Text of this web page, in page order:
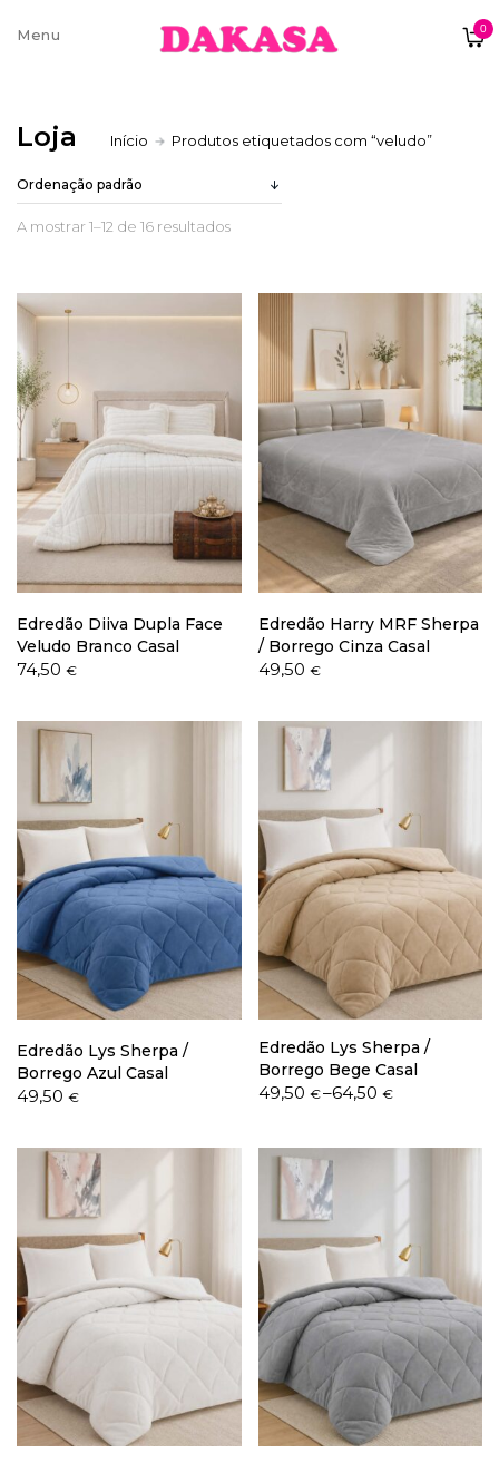
0
Sobre nós
Trocas e Devoluções
Termos e condições
Loja Início Produtos etiquetados com “veludo”
A mostrar 1–12 de 16 resultados
Edredão Diiva Dupla Face
Veludo Branco Casal
74,50 €
Edredão Harry MRF Sherpa
/ Borrego Cinza Casal
49,50 €
Edredão Lys Sherpa /
Borrego Azul Casal
49,50 €
Edredão Lys Sherpa /
Borrego Bege Casal
49,50 €–64,50 €
Price
through
64,50 €